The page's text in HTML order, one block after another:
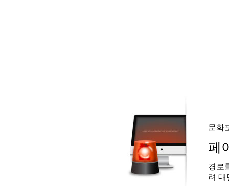
문화
페
경로
려 대